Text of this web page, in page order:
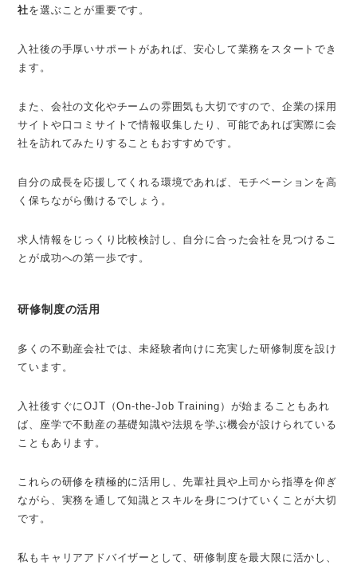
社を選ぶことが重要です。
入社後の手厚いサポートがあれば、安心して業務をスタートでき
ます。
また、会社の文化やチームの雰囲気も大切ですので、企業の採用
サイトや口コミサイトで情報収集したり、可能であれば実際に会
社を訪れてみたりすることもおすすめです。
自分の成長を応援してくれる環境であれば、モチベーションを高
く保ちながら働けるでしょう。
求人情報をじっくり比較検討し、自分に合った会社を見つけるこ
とが成功への第一歩です。
研修制度の活用
多くの不動産会社では、未経験者向けに充実した研修制度を設け
ています。
入社後すぐにOJT（On-the-Job Training）が始まることもあれ
ば、座学で不動産の基礎知識や法規を学ぶ機会が設けられている
こともあります。
これらの研修を積極的に活用し、先輩社員や上司から指導を仰ぎ
ながら、実務を通して知識とスキルを身につけていくことが大切
です。
私もキャリアアドバイザーとして、研修制度を最大限に活かし、